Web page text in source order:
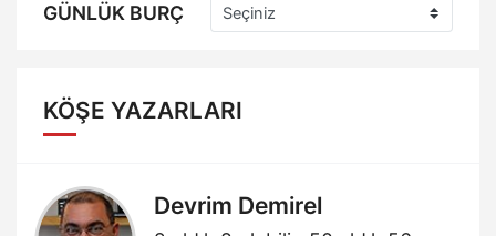
GÜNLÜK BURÇ
KÖŞE YAZARLARI
Devrim Demirel